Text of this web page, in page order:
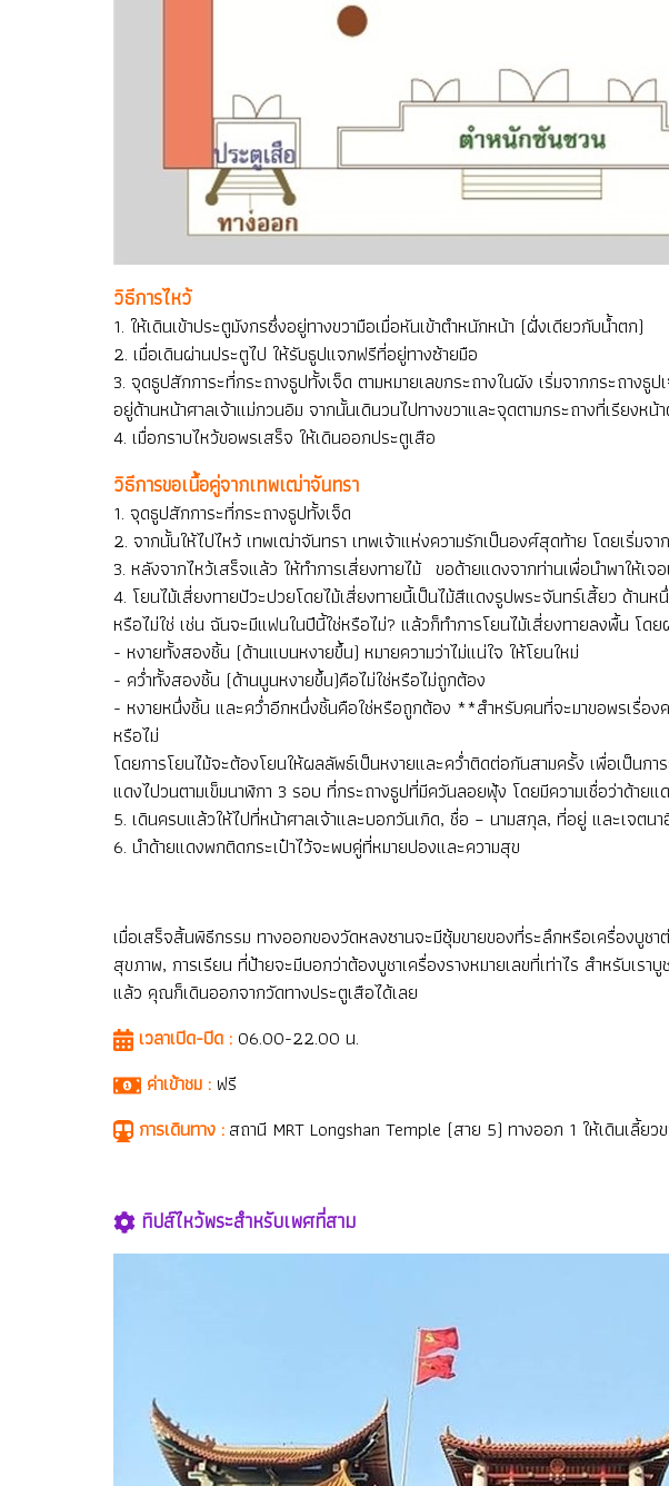
วิธีการไหว้
1. ให้เดินเข้าประตูมังกรซึ่งอยู่ทางขวามือเมื่อหันเข้าตำหนักหน้า (ฝั่งเดียวกับน้ำตก)
2. เมื่อเดินผ่านประตูไป ให้รับธูปแจกฟรีที่อยู่ทางซ้ายมือ
3. จุดธูปสักการะที่กระถางธูปทั้งเจ็ด ตามหมายเลขกระถางในผัง เริ่มจากกระถาง
อยู่ด้านหน้าศาลเจ้าแม่กวนอิม จากนั้นเดินวนไปทางขวาและจุดตามกระถางที่เรียงหน้
4. เมื่อกราบไหว้ขอพรเสร็จ ให้เดินออกประตูเสือ
วิธีการขอเนื้อคู่จากเทพเฒ่าจันทรา
1. จุดธูปสักการะที่กระถางธูปทั้งเจ็ด
2. จากนั้นให้ไปไหว้ เทพเฒ่าจันทรา เทพเจ้าแห่งความรักเป็นองศ์สุดท้าย โดยเริ่
3. หลังจากไหว้เสร็จแล้ว ให้ทำการเสี่ยงทายไม้ ขอด้ายแดงจากท่านเพื่อนำพาให้เจ
4. โยนไม้เสี่ยงทายปัวะปวยโดยไม้เสี่ยงทายนี้เป็นไม้สีแดงรูปพระจันทร์เสี้ยว ด้า
หรือไม่ใช่ เช่น ฉันจะมีแฟนในปีนี้ใช่หรือไม่? แล้วก็ทำการโยนไม้เสี่ยงทายลงพื้น โด
- หงายทั้งสองชิ้น (ด้านแบนหงายขึ้น) หมายความว่าไม่แน่ใจ ให้โยนใหม่
- คว่ำทั้งสองชิ้น (ด้านนูนหงายขึ้น)คือไม่ใช่หรือไม่ถูกต้อง
- หงายหนึ่งชิ้น และคว่ำอีกหนึ่งชิ้นคือใช่หรือถูกต้อง **สำหรับคนที่จะมาขอพรเรื่อง
หรือไม่
โดยการโยนไม้จะต้องโยนให้ผลลัพธ์เป็นหงายและคว่ำติดต่อกันสามครั้ง เพื่อเป็น
แดงไปวนตามเข็มนาฬิกา 3 รอบ ที่กระถางธูปที่มีควันลอยฟุ้ง โดยมีความเชื่อว่าด้ายแ
5. เดินครบแล้วให้ไปที่หน้าศาลเจ้าและบอกวันเกิด, ชื่อ – นามสกุล, ที่อยู่ และเจตน
6. นำด้ายแดงพกติดกระเป๋าไว้จะพบคู่ที่หมายปองและความสุข
เมื่อเสร็จสิ้นพิธีกรรม ทางออกของวัดหลงซานจะมีซุ้มขายของที่ระลึกหรือเครื่องบูช
สุขภาพ, การเรียน ที่ป้ายจะมีบอกว่าต้องบูชาเครื่องรางหมายเลขที่เท่าไร สำหรับเ
แล้ว คุณก็เดินออกจากวัดทางประตูเสือได้เลย
เวลาเปิด-ปิด : 06.00-22.00 น.
ค่าเข้าชม : ฟรี
การเดินทาง :สถานี MRT Longshan Temple (สาย 5) ทางออก 1 ให้เดินเลี้ย
ทิปส์ไหว้พระสำหรับเพศที่สาม